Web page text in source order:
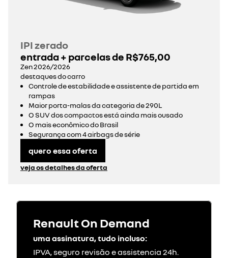
IPI zerado
entrada + parcelas de R$765,00
Zen 2026/2026
destaques do carro
Controle de estabilidade e assistente de partida em
rampas
Maior porta-malas da categoria de 290L
O SUV dos compactos está ainda mais ousado
O mais econômico do Brasil
Segurança com 4 airbags de série
quero essa oferta
veja os detalhes da oferta
Renault On Demand
uma assinatura, tudo incluso:
IPVA, seguro revisão e assistencia 24h.